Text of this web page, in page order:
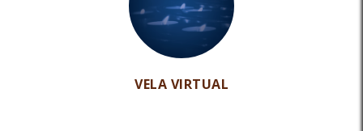
VELA VIRTUAL